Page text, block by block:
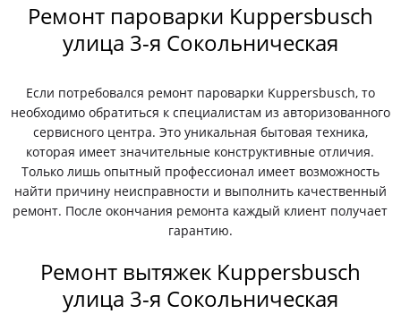
Ремонт пароварки Kuppersbusch
улица 3-я Сокольническая
Если потребовался ремонт пароварки Kuppersbusch, то
необходимо обратиться к специалистам из авторизованного
сервисного центра. Это уникальная бытовая техника,
которая имеет значительные конструктивные отличия.
Только лишь опытный профессионал имеет возможность
найти причину неисправности и выполнить качественный
ремонт. После окончания ремонта каждый клиент получает
гарантию.
Ремонт вытяжек Kuppersbusch
улица 3-я Сокольническая